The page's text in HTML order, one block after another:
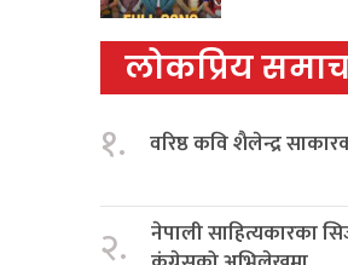
लोकप्रिय
१. वरिष्ठ कवि शैलेन्द्र
२.
नेपाली साहित्यकारका